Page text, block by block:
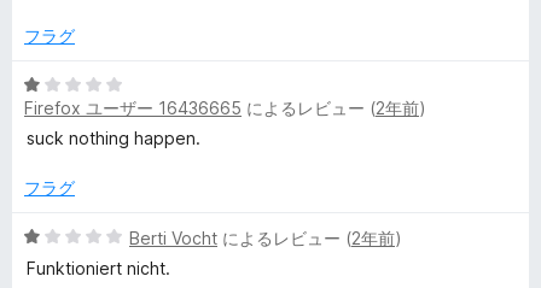
1
評
価
フラグ
5
段
階
1
評
価
Firefox ユーザー 16436665 によるレビュー (2年前)
suck nothing happen.
フラグ
5
段
Berti Vocht によるレビュー (2年前)
Funktioniert nicht.